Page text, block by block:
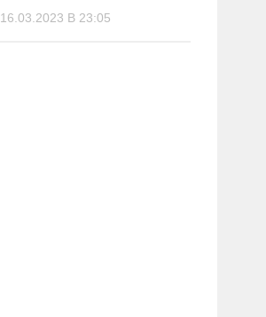
16.03.2023 В 23:05